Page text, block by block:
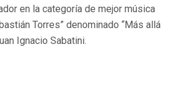
en la categoría de mejor música
Torres” denominado “Más allá
Ignacio Sabatini.